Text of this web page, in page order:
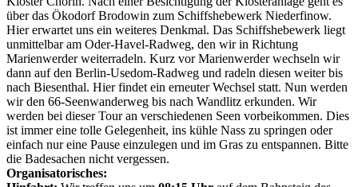
über das Ökodorf Brodowin zum Schiffshebewerk Niederfinow.
Hier erwartet uns ein weiteres Denkmal. Das Schiffshebewerk liegt
unmittelbar am Oder-Havel-Radweg, den wir in Richtung
Marienwerder weiterradeln. Kurz vor Marienwerder wechseln wir
dann auf den Berlin-Usedom-Radweg und radeln diesen weiter bis
nach Biesenthal. Hier findet ein erneuter Wechsel statt. Nun werden
wir den 66-Seenwanderweg bis nach Wandlitz erkunden. Wir
werden bei dieser Tour an verschiedenen Seen vorbeikommen. Dies
ist immer eine tolle Gelegenheit, ins kühle Nass zu springen oder
einfach nur eine Pause einzulegen und im Gras zu entspannen. Bitte
die Badesachen nicht vergessen.
Organisatorisches: